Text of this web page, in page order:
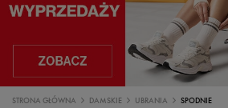
STRONA GŁÓWNA DAMSKIE UBRANIA SPODNIE